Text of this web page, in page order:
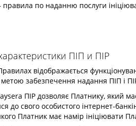
по наданню послуги
ПІП и ПІР
відображається
забезпечення надання ПІП і
ПІР дозволяє Платнику, який
до свого особистого інтернет-
Платник має намір ініціювати